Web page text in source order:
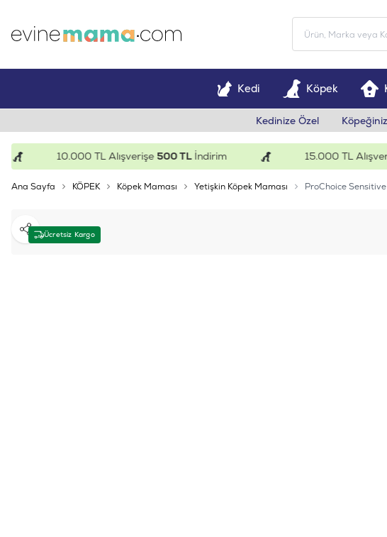
Kedi Köpek
Kedinize Özel
10.000 TL Alışverişe500 TLİndirim 15.000 TL Alışverişe
Ana Sayfa KÖPEK Köpek Maması Yetişkin Köpek Maması ProChoice
Ücretsiz Kargo
Paylaş